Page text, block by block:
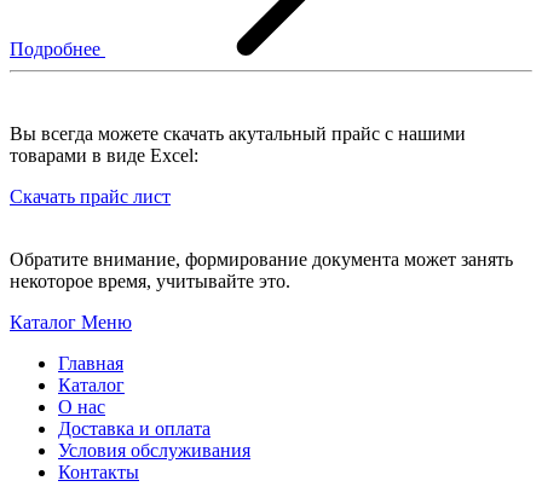
Подробнее
Вы всегда можете скачать акутальный прайс с нашими
товарами в виде Excel:
Скачать прайс лист
Обратите внимание, формирование документа может занять
некоторое время, учитывайте это.
Каталог Меню
Главная
Каталог
О нас
Доставка и оплата
Условия обслуживания
Контакты